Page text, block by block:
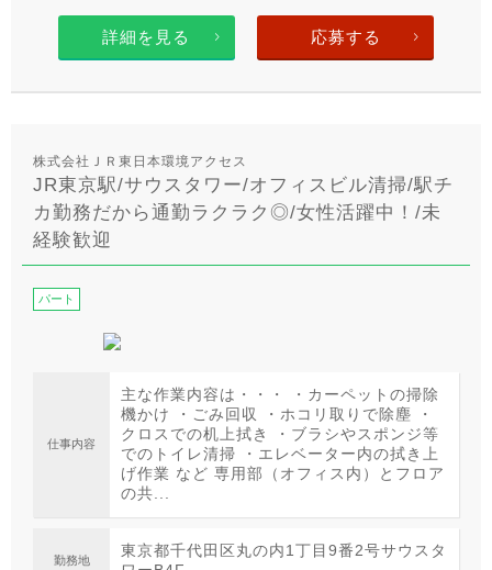
詳細を見る 応募する
株式会社ＪＲ東日本環境アクセス
JR東京駅/サウスタワー/オフィスビル清掃/駅チ
カ勤務だから通勤ラクラク◎/女性活躍中！/未
経験歓迎
パート
仕事内容
主な作業内容は・・・ ・カーペットの掃除
機かけ ・ごみ回収 ・ホコリ取りで除塵 ・
クロスでの机上拭き ・ブラシやスポンジ等
でのトイレ清掃 ・エレベーター内の拭き上
げ作業 など 専用部（オフィス内）とフロア
の共...
勤務地
東京都千代田区丸の内1丁目9番2号サウスタ